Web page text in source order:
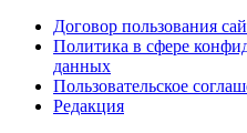
Договор пользования
Политика в сфере
данных
Пользовательское
Редакция